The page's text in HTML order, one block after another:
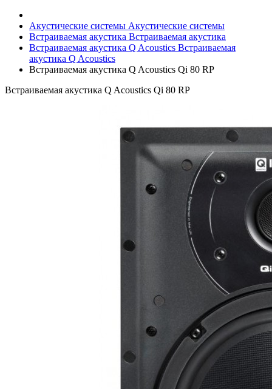
Акустические системы Акустические системы
Встраиваемая акустика Встраиваемая акустика
Встраиваемая акустика Q Acoustics Встраиваемая
акустика Q Acoustics
Встраиваемая акустика Q Acoustics Qi 80 RP
Встраиваемая акустика Q Acoustics Qi 80 RP